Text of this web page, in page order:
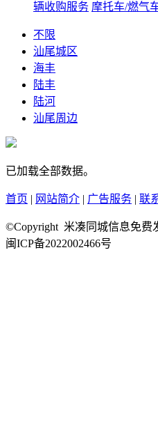
辆收购服务 摩托车/燃气
不限
汕尾城区
海丰
陆丰
陆河
汕尾周边
已加载全部数据。
首页 | 网站简介 | 广告服务 | 联
©Copyright 米凑同城信息免费
闽ICP备2022002466号